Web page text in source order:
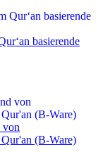
basierende
von
(B-Ware)